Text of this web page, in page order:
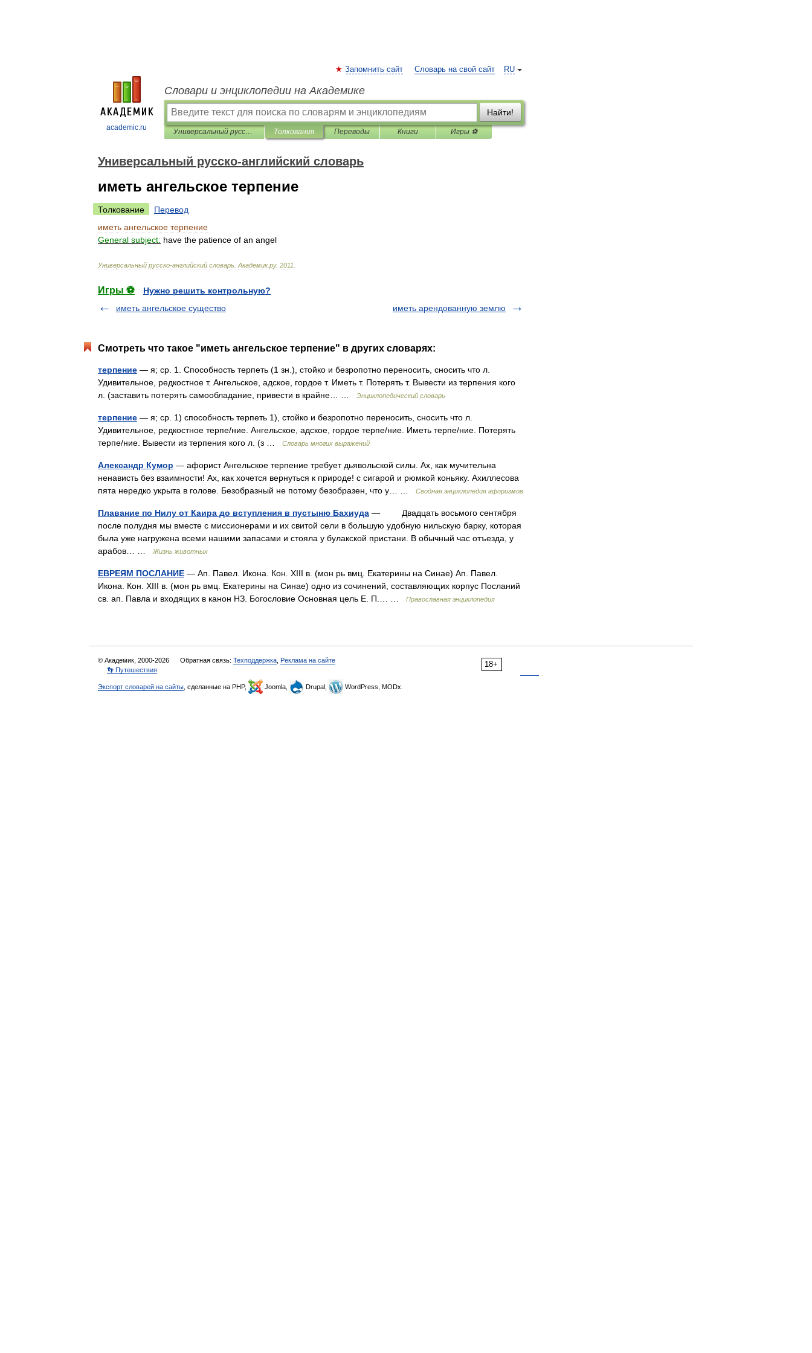
academic.ru
RU
Запомнить сайт Словарь на свой сайт
Словари и энциклопедии на Академике
Найти!
Универсальный русско-английский словарь Толкования Переводы Книги Игры ⚽
Универсальный русско-английский словарь
иметь ангельское терпение
Толкование
Перевод
иметь ангельское терпение
General subject: have the patience of an angel
Универсальный русско-английский словарь Академик.ру. 2011
Игры ⚽
Нужно решить контрольную?
иметь ангельское существо
иметь арендованную землю
Смотреть что такое "иметь ангельское терпение" в других словарях:
терпение — я; ср. 1. Способность терпеть (1 зн.), стойко и безропотно переносить, сносить что л.
Удивительное, редкостное т. Ангельское, адское, гордое т. Иметь т. Потерять т. Вывести из терпения кого
л. (заставить потерять самообладание, привести в крайне… …
Энциклопедический словарь
терпение — я; ср. 1) способность терпеть 1), стойко и безропотно переносить, сносить что л.
Удивительное, редкостное терпе/ние. Ангельское, адское, гордое терпе/ние. Иметь терпе/ние. Потерять
терпе/ние. Вывести из терпения кого л. (з …
Словарь многих выражений
Александр Кумор — афорист Ангельское терпение требует дьявольской силы. Ах, как мучительна
ненависть без взаимности! Ах, как хочется вернуться к природе! с сигарой и рюмкой коньяку. Ахиллесова
пята нередко укрыта в голове. Безобразный не потому безобразен, что у… …
Сводная энциклопедия афоризмов
Плавание по Нилу от Каира до вступления в пустыню Бахиуда — Двадцать восьмого сентября
после полудня мы вместе с миссионерами и их свитой сели в большую удобную нильскую барку, которая
была уже нагружена всеми нашими запасами и стояла у булакской пристани. В обычный час отъезда, у
арабов… …
Жизнь животных
ЕВРЕЯМ ПОСЛАНИЕ — Ап. Павел. Икона. Кон. XIII в. (мон рь вмц. Екатерины на Синае) Ап. Павел.
Икона. Кон. XIII в. (мон рь вмц. Екатерины на Синае) одно из сочинений, составляющих корпус Посланий
св. ап. Павла и входящих в канон НЗ. Богословие Основная цель Е. П.… …
Православная энциклопедия
18+
© Академик, 2000-2026 Обратная связь: Техподдержка Реклама на сайте
👣 Путешествия
Экспорт словарей на сайты , сделанные на PHP, Joomla, Drupal, WordPress, MODx.